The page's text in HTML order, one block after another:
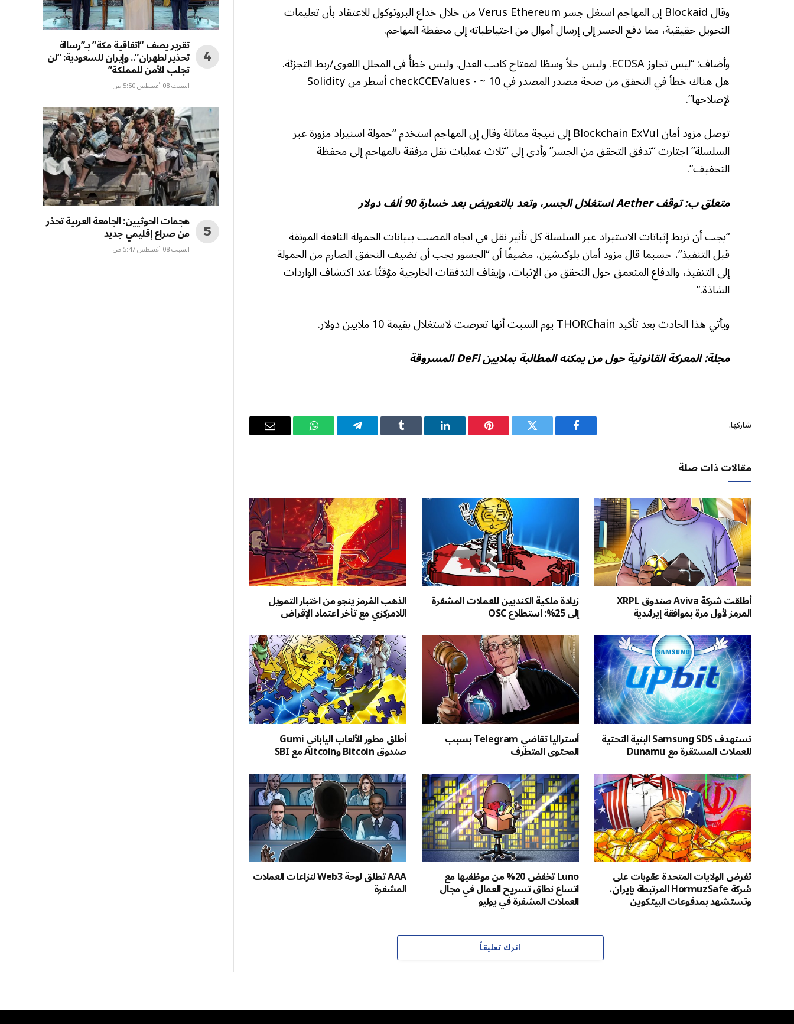
وقال Blockaid إن المهاجم استغل جسر Verus Ethereum من خلال خداع البروتوكول للاعتقاد بأن تعليمات
التحويل حقيقية، مما دفع الجسر إلى إرسال أموال من احتياطياته إلى محفظة المهاجم.
وأضاف: “ليس تجاوز ECDSA. وليس حلاً وسطًا لمفتاح كاتب العدل. وليس خطأً في المحلل اللغوي/ربط التجزئة.
هل هناك خطأ في التحقق من صحة مصدر المصدر في checkCCEValues ​​- ~ 10 أسطر من Solidity
لإصلاحها”.
توصل مزود أمان Blockchain ExVul إلى نتيجة مماثلة وقال إن المهاجم استخدم “حمولة استيراد مزورة عبر
السلسلة” اجتازت “تدفق التحقق من الجسر” وأدى إلى “ثلاث عمليات نقل مرفقة بالمهاجم إلى محفظة
التجفيف”.
متعلق ب:توقف Aether استغلال الجسر، وتعد بالتعويض بعد خسارة 90 ألف دولار
“يجب أن تربط إثباتات الاستيراد عبر السلسلة كل تأثير نقل في اتجاه المصب ببيانات الحمولة النافعة الموثقة
قبل التنفيذ”، حسبما قال مزود أمان بلوكتشين، مضيفًا أن “الجسور يجب أن تضيف التحقق الصارم من الحمولة
إلى التنفيذ، والدفاع المتعمق حول التحقق من الإثبات، وإيقاف التدفقات الخارجية مؤقتًا عند اكتشاف الواردات
الشاذة.”
ويأتي هذا الحادث بعد تأكيد THORChain يوم السبت أنها تعرضت لاستغلال بقيمة 10 ملايين دولار.
مجلة:المعركة القانونية حول من يمكنه المطالبة بملايين DeFi المسروقة
شاركها.
فيسبوك تويتر بينتيريستلينكدإن Tumblr تيلقرام واتساب
البريد
مقالات ذات صلة
أطلقت شركة Aviva صندوق XRPL
المرمز لأول مرة بموافقة إيرلندية
زيادة ملكية الكنديين للعملات المشفرة
إلى 25%: استطلاع OSC
الذهب المُرمز ينجو من اختبار التمويل
اللامركزي مع تأخر اعتماد الإقراض
تستهدف Samsung SDS البنية التحتية
للعملات المستقرة مع Dunamu
أستراليا تقاضي Telegram بسبب
المحتوى المتطرف
أطلق مطور الألعاب الياباني Gumi
صندوق Bitcoin وAltcoin مع SBI
تفرض الولايات المتحدة عقوبات على
شركة HormuzSafe المرتبطة بإيران،
وتستشهد بمدفوعات البيتكوين
Luno تخفض 20% من موظفيها مع
اتساع نطاق تسريح العمال في مجال
العملات المشفرة في يوليو
AAA تطلق لوحة Web3 لنزاعات العملات
المشفرة
اترك تعليقاً
تقرير يصف “اتفاقية مكة” بـ”رسالة
تحذير لطهران”.. وإيران للسعودية: “لن
تجلب الأمن للمملكة”
السبت 08 أغسطس 5:50 ص
هجمات الحوثيين: الجامعة العربية تحذر
من صراع إقليمي جديد
السبت 08 أغسطس 5:47 ص